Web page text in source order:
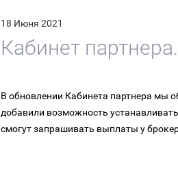
18 Июня 2021
Кабинет
В обновлении Кабинета партнера мы
добавили возможность
смогут запрашивать выплаты у